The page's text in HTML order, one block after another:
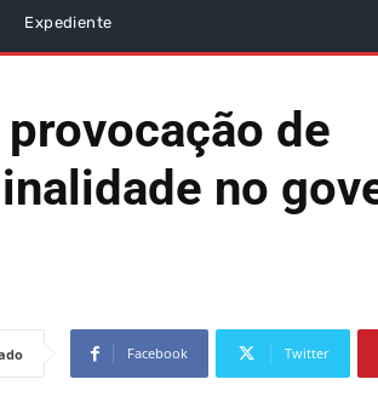
Expediente
de
no
Facebook Twitter